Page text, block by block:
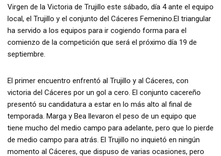
Virgen de la Victoria de Trujillo este sábado, día 4 ante el equipo
local, el Trujillo y el conjunto del Cáceres Femenino.El triangular
ha servido a los equipos para ir cogiendo forma para el
comienzo de la competición que será el próximo día 19 de
septiembre.
El primer encuentro enfrentó al Trujillo y al Cáceres, con
victoria del Cáceres por un gol a cero. El conjunto cacereño
presentó su candidatura a estar en lo más alto al final de
temporada. Marga y Bea llevaron el peso de un equipo que
tiene mucho del medio campo para adelante, pero que lo pierde
de medio campo para atrás. El Trujillo no inquietó en ningún
momento al Cáceres, que dispuso de varias ocasiones, pero